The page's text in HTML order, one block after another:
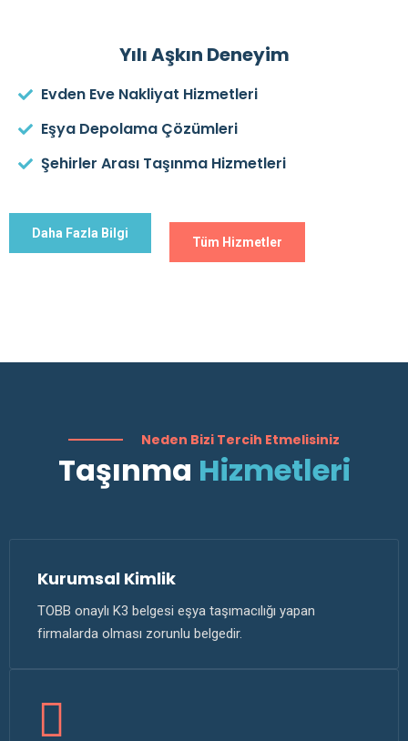
Yılı Aşkın Deneyim
Evden Eve Nakliyat Hizmetleri
Eşya Depolama Çözümleri
Şehirler Arası Taşınma Hizmetleri
Daha Fazla Bilgi
Tüm Hizmetler
Neden Bizi Tercih Etmelisiniz
Taşınma Hizmetleri
Kurumsal Kimlik
TOBB onaylı K3 belgesi eşya taşımacılığı yapan
firmalarda olması zorunlu belgedir.